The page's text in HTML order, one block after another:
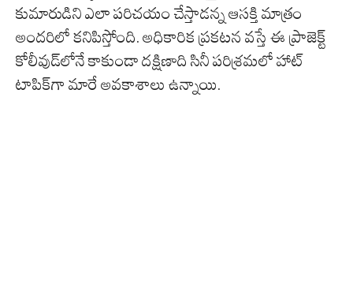
కుమారుడిని ఎలా పరిచయం చేస్తాడన్న ఆసక్తి మాత్రం
అందరిలో కనిపిస్తోంది. అధికారిక ప్రకటన వస్తే ఈ ప్రాజెక్ట్
కోలీవుడ్‌లోనే కాకుండా దక్షిణాది సినీ పరిశ్రమలో హాట్
టాపిక్‌గా మారే అవకాశాలు ఉన్నాయి.